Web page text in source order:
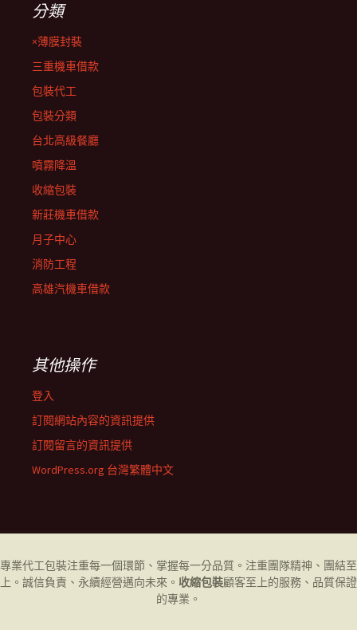
分類
×薄膜封裝
三重機車借款
包裝代工
包裝分類
台北高級餐廳
噴霧降溫
收縮包裝
新莊機車借款
月子中心
消防工程
高雄汽機車借款
其他操作
登入
訂閱網站內容的資訊提供
訂閱留言的資訊提供
WordPress.org 台灣繁體中文
專業代工包裝注重每一個環節、掌握每一分品質。注重團隊精神、團結至
上。誠信負責、永續經營邁向未來。 收縮包裝顧客至上的服務、品質保證
的專業。